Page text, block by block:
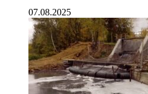
07.08.2025